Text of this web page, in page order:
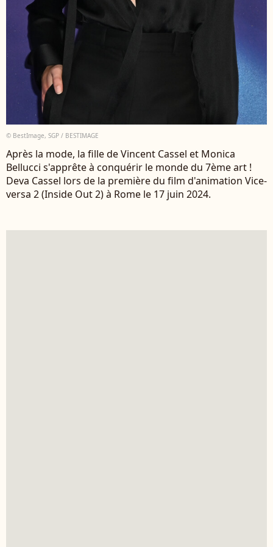
© BestImage, SGP / BESTIMAGE
Après la mode, la fille de Vincent Cassel et Monica
Bellucci s'apprête à conquérir le monde du 7ème art !
Deva Cassel lors de la première du film d'animation Vice-
versa 2 (Inside Out 2) à Rome le 17 juin 2024.